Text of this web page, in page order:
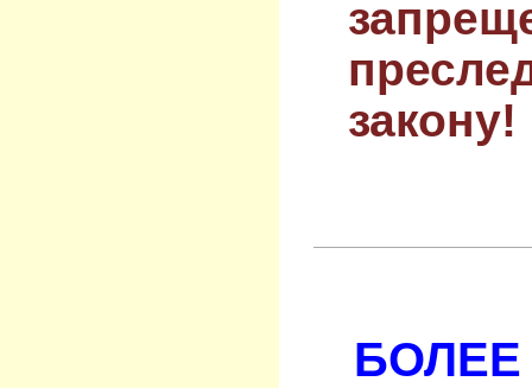
закону!
БОЛЕЕ